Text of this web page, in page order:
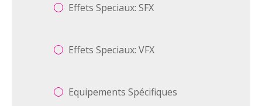
Effets Speciaux: SFX
Effets Speciaux: VFX
Equipements Spécifiques